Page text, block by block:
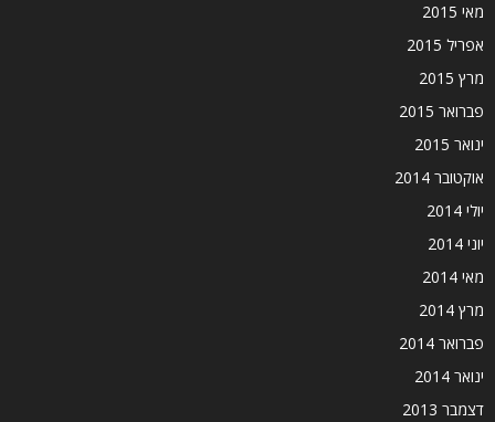
מאי 2015
אפריל 2015
מרץ 2015
פברואר 2015
ינואר 2015
אוקטובר 2014
יולי 2014
יוני 2014
מאי 2014
מרץ 2014
פברואר 2014
ינואר 2014
דצמבר 2013